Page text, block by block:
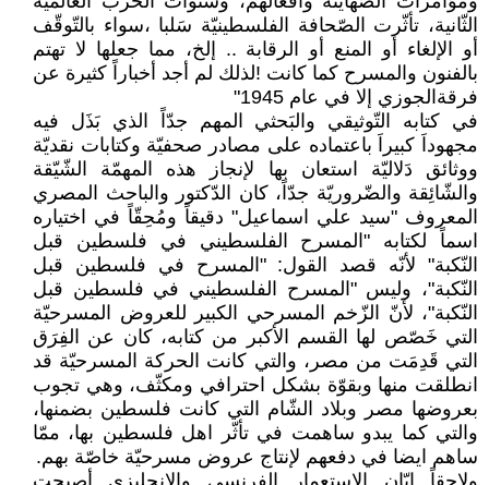
الثّانية، تأثّرت الصّحافة الفلسطينيّة سَلبا ،سواء بالتّوقّف
أو الإلغاء أو المنع أو الرقابة .. إلخ، مما جعلها لا تهتم
بالفنون والمسرح كما كانت !لذلك لم أجد أخباراً كثيرة عن
فرقةالجوزي إلا في عام 1945"
في كتابه التّوثيقي والبَحثي المهم جدّاً الذي بَذَل فيه
مجهوداَ كبيراَ باعتماده على مصادر صحفيّة وكتابات نقديّة
ووثائق دَلاليّة استعان بها لإنجاز هذه المهمّة الشّيّقة
والشّائِقة والضّروريّة جدّاً، كان الدّكتور والباحث المصري
المعروف "سيد علي اسماعيل" دقيقاً ومُحِقّاً في اختياره
اسماً لكتابه "المسرح الفلسطيني في فلسطين قبل
النّكبة" لأنّه قصد القول: "المسرح في فلسطين قبل
النّكبة"، وليس "المسرح الفلسطيني في فلسطين قبل
النّكبة"، لأنّ الزّخم المسرحي الكبير للعروض المسرحيّة
التي خَصّص لها القسم الأكبر من كتابه، كان عن الفِرَق
التي قَدِمَت من مصر، والتي كانت الحركة المسرحيّة قد
انطلقت منها وبقوّة بشكل احترافي ومكثّف، وهي تجوب
بعروضها مصر وبلاد الشّام التي كانت فلسطين بضمنها،
والتي كما يبدو ساهمت في تأثّر اهل فلسطين بها، ممّا
ساهم ايضا في دفعهم لإنتاج عروض مسرحيّة خاصّة بهم.